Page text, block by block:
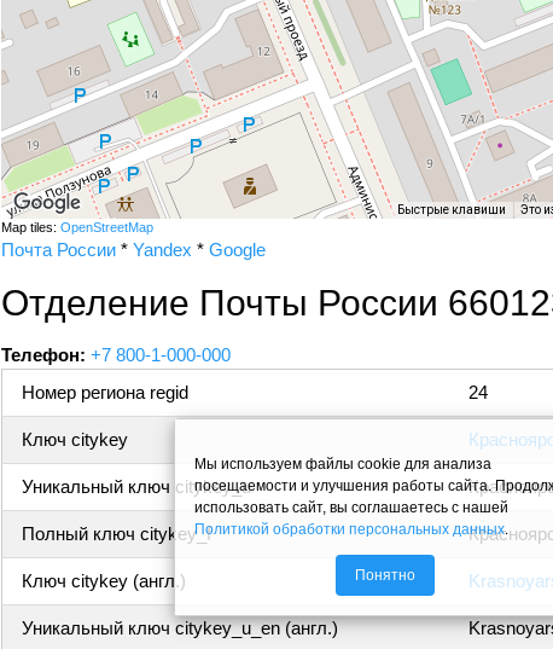
Быстрые клавиши Это
Map tiles: OpenStreetMap
Почта России * Yandex * Google
Отделение Почты России
Телефон: +7 800-1-000-000
Номер региона regid
24
Ключ citykey
Уникальный ключ citykey_u
Полный ключ citykey_f
Ключ citykey (англ.)
Уникальный ключ citykey_u_en (англ.)
Мы используем файлы cookie для анализа
посещаемости и улучшения работы сайта.
использовать сайт, вы соглашаетесь с нашей
Политикой обработки персональных данных.
Понятно